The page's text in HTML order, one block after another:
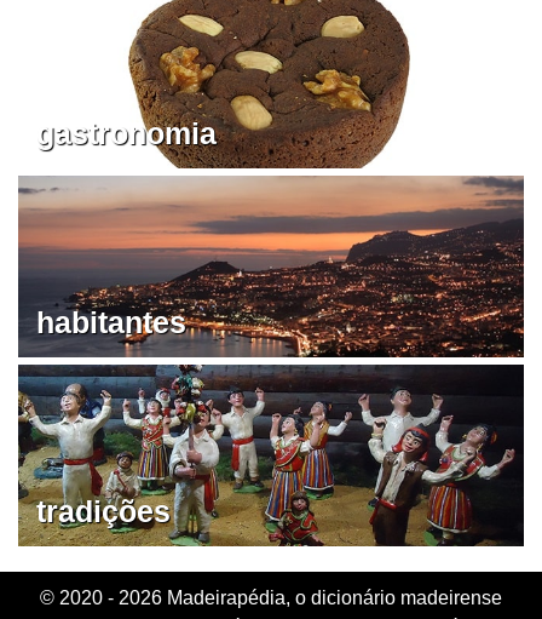
gastronomia
habitantes
tradições
© 2020 - 2026 Madeirapédia, o dicionário madeirense